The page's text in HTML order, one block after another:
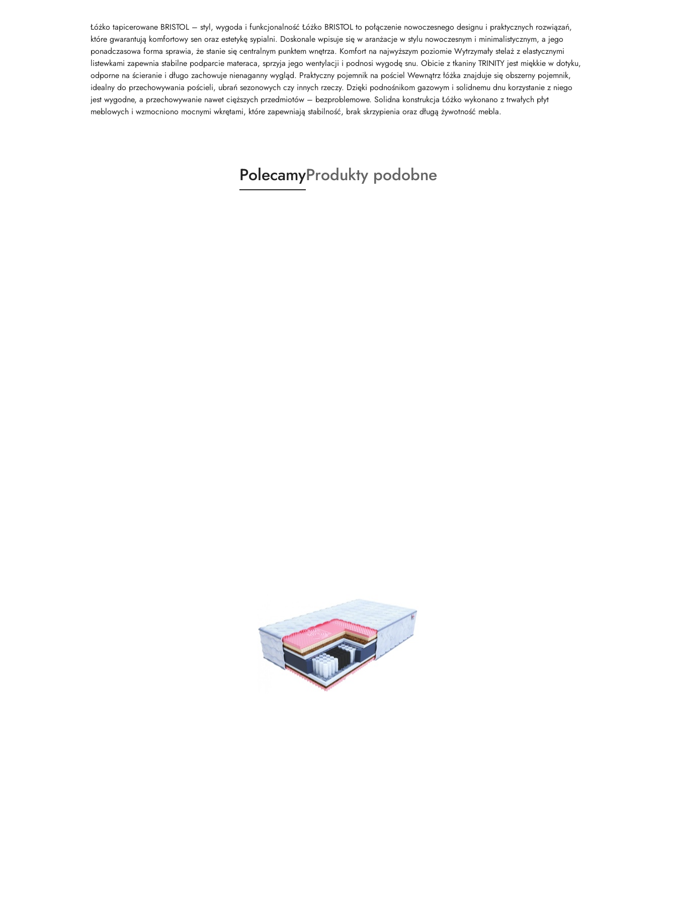
Łóżko tapicerowane BRISTOL – styl, wygoda i funkcjonalność Łóżko BRISTOL to połączenie nowoczesnego designu i praktycznych rozwiązań,
które gwarantują komfortowy sen oraz estetykę sypialni. Doskonale wpisuje się w aranżacje w stylu nowoczesnym i minimalistycznym, a jego
ponadczasowa forma sprawia, że stanie się centralnym punktem wnętrza. Komfort na najwyższym poziomie Wytrzymały stelaż z elastycznymi
listewkami zapewnia stabilne podparcie materaca, sprzyja jego wentylacji i podnosi wygodę snu. Obicie z tkaniny TRINITY jest miękkie w dotyku,
odporne na ścieranie i długo zachowuje nienaganny wygląd. Praktyczny pojemnik na pościel Wewnątrz łóżka znajduje się obszerny pojemnik,
idealny do przechowywania pościeli, ubrań sezonowych czy innych rzeczy. Dzięki podnośnikom gazowym i solidnemu dnu korzystanie z niego
jest wygodne, a przechowywanie nawet cięższych przedmiotów – bezproblemowe. Solidna konstrukcja Łóżko wykonano z trwałych płyt
meblowych i wzmocniono mocnymi wkrętami, które zapewniają stabilność, brak skrzypienia oraz długą żywotność mebla.
Produkty
o
PolecamyProdukty
o
Produkty podobne